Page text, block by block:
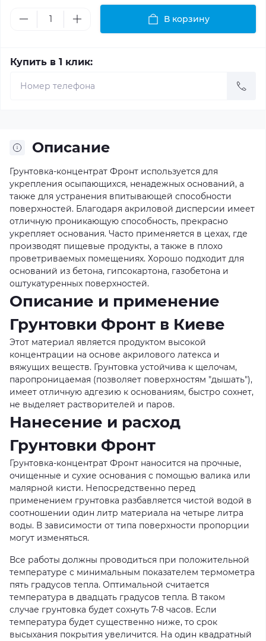
В корзину
Купить в 1 клик:
Описание
Грунтовка-концентрат Фронт используется для
укрепления осыпающихся, ненадежных оснований, а
также для устранения впитывающей способности
поверхностей. Благодаря акриловой дисперсии имеет
отличную проникающую способность, прекрасно
укрепляет основания. Часто применяется в цехах, где
производят пищевые продукты, а также в плохо
проветриваемых помещениях. Хорошо подходит для
оснований из бетона, гипсокартона, газобетона и
оштукатуренных поверхностей.
Описание и применение
Грунтовки Фронт в Киеве
Этот материал является продуктом высокой
концентрации на основе акрилового латекса и
вяжущих веществ. Грунтовка устойчива к щелочам,
паропроницаемая (позволяет поверхностям "дышать"),
имеет отличную адгезию к основаниям, быстро сохнет,
не выделяет растворителей и паров.
Нанесение и расход
Грунтовки Фронт
Грунтовка-концентрат Фронт наносится на прочные,
очищенные и сухие основания с помощью валика или
малярной кисти. Непосредственно перед
применением грунтовка разбавляется чистой водой в
соотношении один литр материала на четыре литра
воды. В зависимости от типа поверхности пропорции
могут изменяться.
Все работы должны проводиться при положительной
температуре с минимальным показателем термометра
пять градусов тепла. Оптимальной считается
температура в двадцать градусов тепла. В таком
случае грунтовка будет сохнуть 7-8 часов. Если
температура будет существенно ниже, то срок
высыхания покрытия увеличится. На один квадратный